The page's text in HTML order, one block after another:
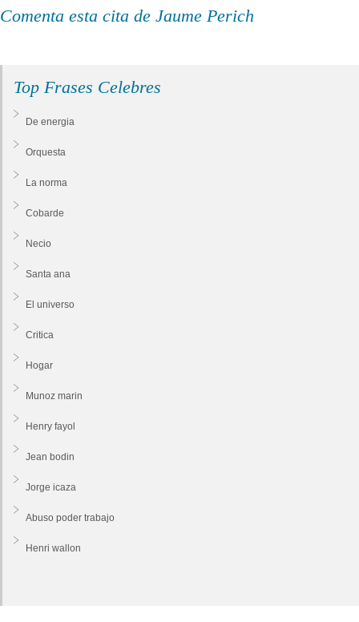
Comenta esta cita de Jaume Perich
Top Frases Celebres
De energia
Orquesta
La norma
Cobarde
Necio
Santa ana
El universo
Critica
Hogar
Munoz marin
Henry fayol
Jean bodin
Jorge icaza
Abuso poder trabajo
Henri wallon